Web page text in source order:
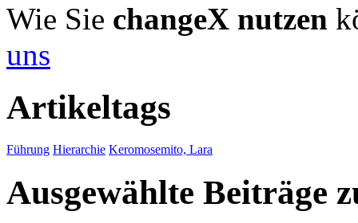
Wie Sie changeX nutzen
uns
Artikeltags
Führung Hierarchie Keromosemito, Lara
Ausgewählte Beiträge